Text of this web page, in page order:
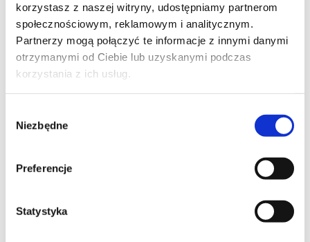
korzystasz z naszej witryny, udostępniamy partnerom
społecznościowym, reklamowym i analitycznym.
Partnerzy mogą połączyć te informacje z innymi danymi
otrzymanymi od Ciebie lub uzyskanymi podczas
korzystania z ich usług.
zgody
Niezbędne
Preferencje
Statystyka
22